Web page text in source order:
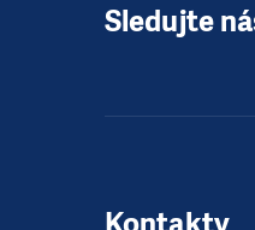
Sledujte